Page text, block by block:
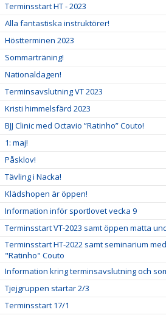
Terminsstart HT - 2023
Alla fantastiska instruktörer!
Höstterminen 2023
Sommarträning!
Nationaldagen!
Terminsavslutning VT 2023
Kristi himmelsfärd 2023
BJJ Clinic med Octavio ”Ratinho” Couto!
1: maj!
Påsklov!
Tävling i Nacka!
Klädshopen är öppen!
Information inför sportlovet vecka 9
Terminsstart VT-2023 samt öppen matta
Terminsstart HT-2022 samt seminarium
"Ratinho" Couto
Information kring terminsavslutning och
Tjejgruppen startar 2/3
Terminsstart 17/1